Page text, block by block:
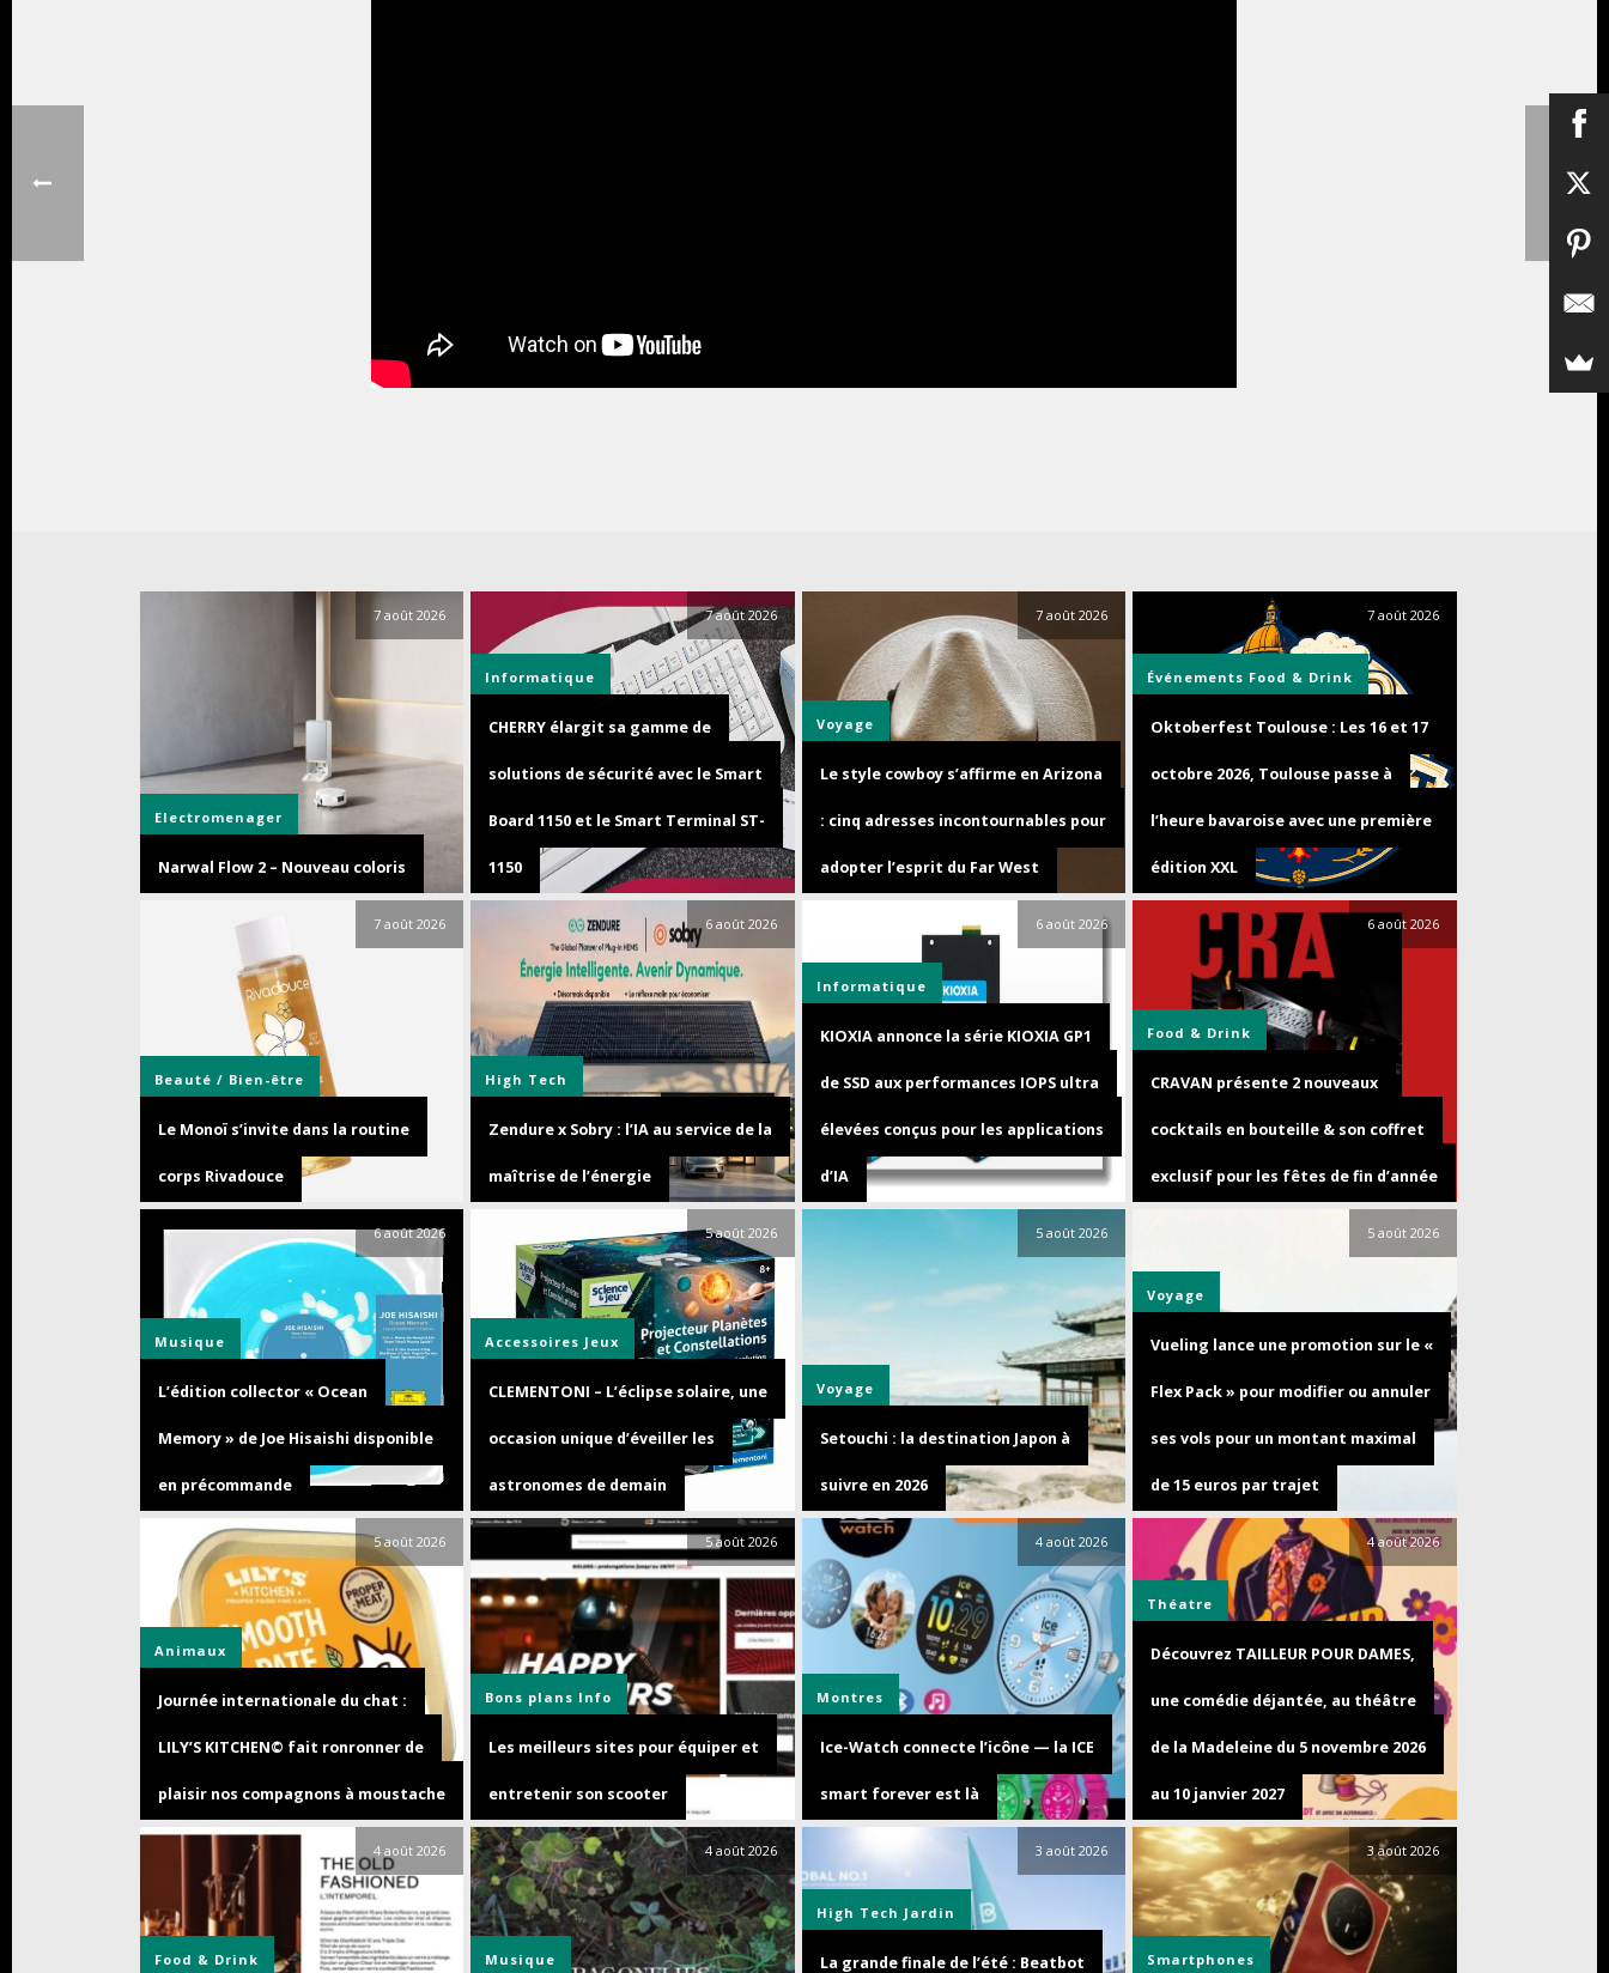
7 août 2026
Electromenager
Narwal Flow 2 – Nouveau coloris
7 août 2026
Informatique
CHERRY élargit sa gamme de
solutions de sécurité avec le Smart
Board 1150 et le Smart Terminal ST-
1150
7 août 2026
Voyage
Le style cowboy s’affirme en Arizona
: cinq adresses incontournables pour
adopter l’esprit du Far West
7 août 2026
Événements Food & Drink
Oktoberfest Toulouse : Les 16 et 17
octobre 2026, Toulouse passe à
l’heure bavaroise avec une première
édition XXL
7 août 2026
Beauté / Bien-être
Le Monoï s’invite dans la routine
corps Rivadouce
6 août 2026
High Tech
Zendure x Sobry : l’IA au service de la
maîtrise de l’énergie
6 août 2026
Informatique
KIOXIA annonce la série KIOXIA GP1
de SSD aux performances IOPS ultra
élevées conçus pour les applications
d’IA
6 août 2026
Food & Drink
CRAVAN présente 2 nouveaux
cocktails en bouteille & son coffret
exclusif pour les fêtes de fin d’année
6 août 2026
Musique
L’édition collector « Ocean
Memory » de Joe Hisaishi disponible
en précommande
5 août 2026
Accessoires Jeux
CLEMENTONI – L’éclipse solaire, une
occasion unique d’éveiller les
astronomes de demain
5 août 2026
Voyage
Setouchi : la destination Japon à
suivre en 2026
5 août 2026
Voyage
Vueling lance une promotion sur le «
Flex Pack » pour modifier ou annuler
ses vols pour un montant maximal
de 15 euros par trajet
5 août 2026
Animaux
Journée internationale du chat :
LILY’S KITCHEN© fait ronronner de
plaisir nos compagnons à moustache
5 août 2026
Bons plans Info
Les meilleurs sites pour équiper et
entretenir son scooter
4 août 2026
Montres
Ice-Watch connecte l’icône — la ICE
smart forever est là
4 août 2026
Théatre
Découvrez TAILLEUR POUR DAMES,
une comédie déjantée, au théâtre
de la Madeleine du 5 novembre 2026
au 10 janvier 2027
4 août 2026
Food & Drink
4 août 2026
Musique
3 août 2026
High Tech Jardin
La grande finale de l’été : Beatbot
3 août 2026
Smartphones